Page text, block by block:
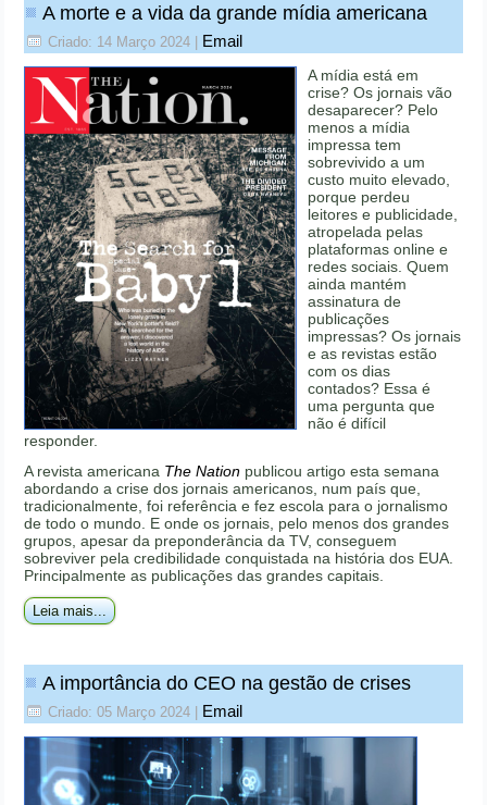
A morte e a vida da grande mídia americana
Criado: 14 Março 2024 Email
A mídia está em
crise? Os jornais vão
desaparecer? Pelo
menos a mídia
impressa tem
sobrevivido a um
custo muito elevado,
porque perdeu
leitores e publicidade,
atropelada pelas
plataformas online e
redes sociais. Quem
ainda mantém
assinatura de
publicações
impressas? Os jornais
e as revistas estão
com os dias
contados? Essa é
uma pergunta que
não é difícil
responder.
A revista americana The Nation publicou artigo esta semana
abordando a crise dos jornais americanos, num país que,
tradicionalmente, foi referência e fez escola para o jornalismo
de todo o mundo. E onde os jornais, pelo menos dos grandes
grupos, apesar da preponderância da TV, conseguem
sobreviver pela credibilidade conquistada na história dos EUA.
Principalmente as publicações das grandes capitais.
Leia mais...
A importância do CEO na gestão de crises
Criado: 05 Março 2024 Email